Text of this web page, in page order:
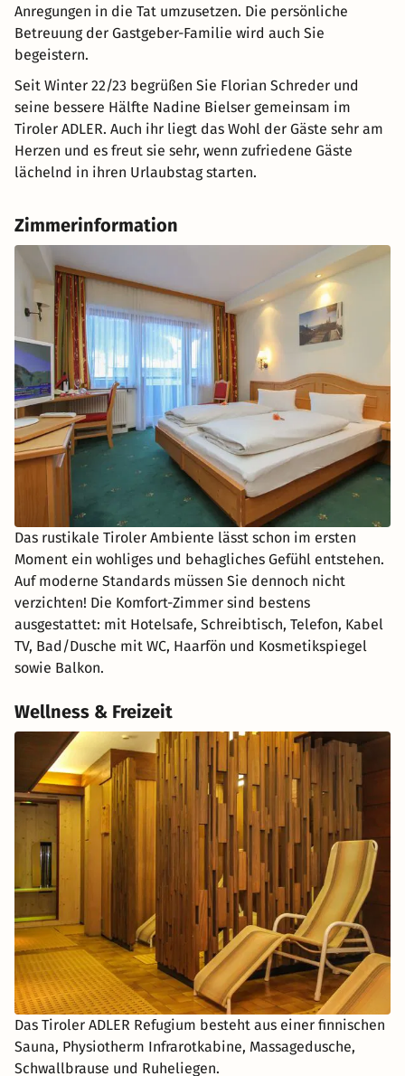
Anregungen in die Tat umzusetzen. Die persönliche
Betreuung der Gastgeber-Familie wird auch Sie
begeistern.
Seit Winter 22/23 begrüßen Sie Florian Schreder und
seine bessere Hälfte Nadine Bielser gemeinsam im
Tiroler ADLER. Auch ihr liegt das Wohl der Gäste sehr am
Herzen und es freut sie sehr, wenn zufriedene Gäste
lächelnd in ihren Urlaubstag starten.
Zimmerinformation
Das rustikale Tiroler Ambiente lässt schon im ersten
Moment ein wohliges und behagliches Gefühl entstehen.
Auf moderne Standards müssen Sie dennoch nicht
verzichten! Die Komfort-Zimmer sind bestens
ausgestattet: mit Hotelsafe, Schreibtisch, Telefon, Kabel
TV, Bad/Dusche mit WC, Haarfön und Kosmetikspiegel
sowie Balkon.
Wellness & Freizeit
Das Tiroler ADLER Refugium besteht aus einer finnischen
Sauna, Physiotherm Infrarotkabine, Massagedusche,
Schwallbrause und Ruheliegen.